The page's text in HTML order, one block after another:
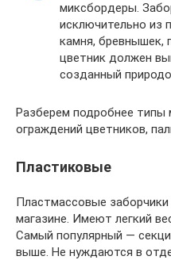
миксбордеры.
исключительно из
камня, бревнышек,
цветник должен
созданный
Разберем подробнее типы
ограждений цветников,
Пластиковые
Пластмассовые
магазине. Имеют легкий
Самый популярный —
выше. Не нуждаются в